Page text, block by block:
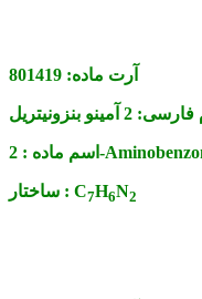
آرت ماده: 801419
فارسی: 2 آمینو بنزونیتریل
اسم ماده : 2-
ساختار : C7H6N2